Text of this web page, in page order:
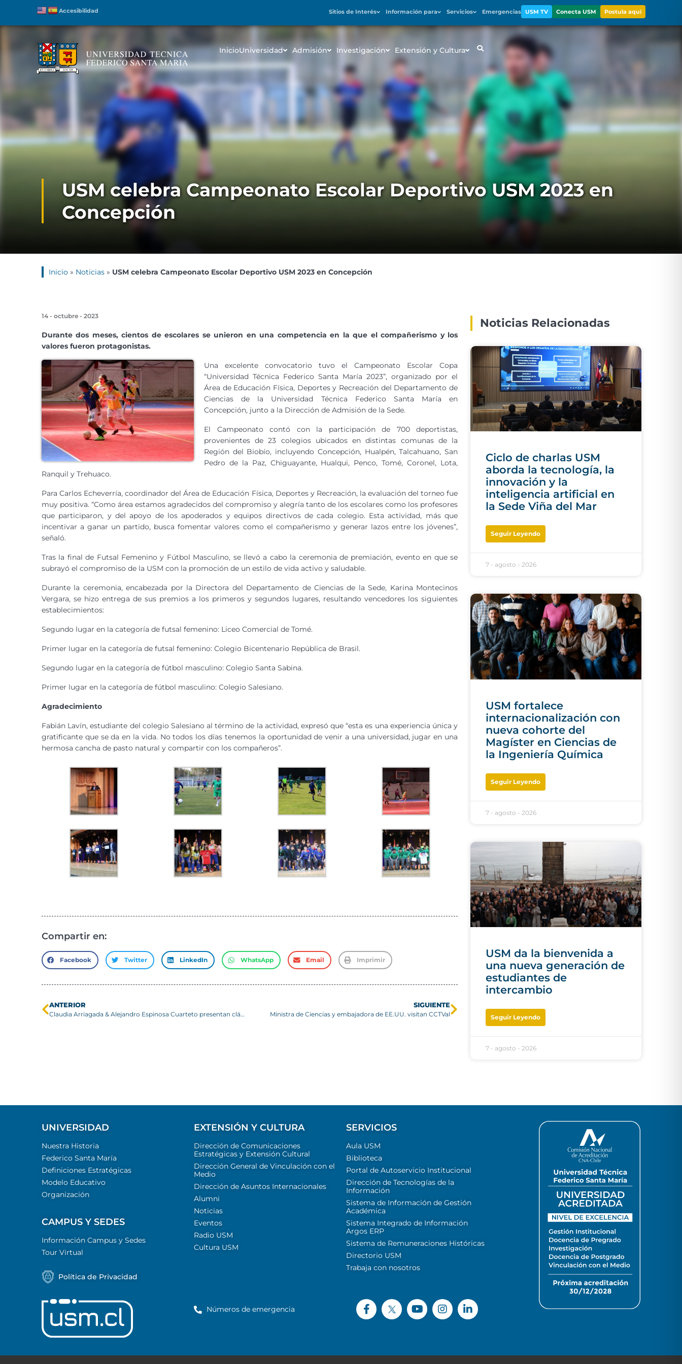
Accesibilidad Sitios de Interés Información para Servicios Emergencias USM TV Conecta USM Postula aquí
InicioUniversidad Admisión Investigación Extensión y Cultura
USM celebra Campeonato Escolar Deportivo USM 2023 en
Concepción
Inicio » Noticias » USM celebra Campeonato Escolar Deportivo USM 2023 en Concepción
14 - octubre - 2023
Durante dos meses, cientos de escolares se unieron en una competencia en la que el compañerismo y los
valores fueron protagonistas.
Una excelente convocatorio tuvo el Campeonato Escolar Copa
“Universidad Técnica Federico Santa María 2023”, organizado por el
Área de Educación Física, Deportes y Recreación del Departamento de
Ciencias de la Universidad Técnica Federico Santa María en
Concepción, junto a la Dirección de Admisión de la Sede.
El Campeonato contó con la participación de 700 deportistas,
provenientes de 23 colegios ubicados en distintas comunas de la
Región del Biobío, incluyendo Concepción, Hualpén, Talcahuano, San
Pedro de la Paz, Chiguayante, Hualqui, Penco, Tomé, Coronel, Lota,
Ranquil y Trehuaco.
Para Carlos Echeverría, coordinador del Área de Educación Física, Deportes y Recreación, la evaluación del torneo fue
muy positiva. “Como área estamos agradecidos del compromiso y alegría tanto de los escolares como los profesores
que participaron, y del apoyo de los apoderados y equipos directivos de cada colegio. Esta actividad, más que
incentivar a ganar un partido, busca fomentar valores como el compañerismo y generar lazos entre los jóvenes”,
señaló.
Tras la final de Futsal Femenino y Fútbol Masculino, se llevó a cabo la ceremonia de premiación, evento en que se
subrayó el compromiso de la USM con la promoción de un estilo de vida activo y saludable.
Durante la ceremonia, encabezada por la Directora del Departamento de Ciencias de la Sede, Karina Montecinos
Vergara, se hizo entrega de sus premios a los primeros y segundos lugares, resultando vencedores los siguientes
establecimientos:
Segundo lugar en la categoría de futsal femenino: Liceo Comercial de Tomé.
Primer lugar en la categoría de futsal femenino: Colegio Bicentenario República de Brasil.
Segundo lugar en la categoría de fútbol masculino: Colegio Santa Sabina.
Primer lugar en la categoría de fútbol masculino: Colegio Salesiano.
Agradecimiento
Fabián Lavín, estudiante del colegio Salesiano al término de la actividad, expresó que “esta es una experiencia única y
gratificante que se da en la vida. No todos los días tenemos la oportunidad de venir a una universidad, jugar en una
hermosa cancha de pasto natural y compartir con los compañeros”.
Compartir en:
Facebook Twitter LinkedIn WhatsApp Email Imprimir
ANTERIOR
Claudia Arriagada & Alejandro Espinosa Cuarteto presentan clásicos del jazz en el Campus San Joaquín
SIGUIENTE
Ministra de Ciencias y embajadora de EE.UU. visitan CCTVal
Noticias Relacionadas
Ciclo de charlas USM
aborda la tecnología, la
innovación y la
inteligencia artificial en
la Sede Viña del Mar
Seguir Leyendo
7 - agosto - 2026
USM fortalece
internacionalización con
nueva cohorte del
Magíster en Ciencias de
la Ingeniería Química
Seguir Leyendo
7 - agosto - 2026
USM da la bienvenida a
una nueva generación de
estudiantes de
intercambio
Seguir Leyendo
7 - agosto - 2026
UNIVERSIDAD
Nuestra Historia
Federico Santa María
Definiciones Estratégicas
Modelo Educativo
Organización
CAMPUS Y SEDES
Información Campus y Sedes
Tour Virtual
Política de Privacidad
EXTENSIÓN Y CULTURA
Dirección de Comunicaciones
Estratégicas y Extensión Cultural
Dirección General de Vinculación con el
Medio
Dirección de Asuntos Internacionales
Alumni
Noticias
Eventos
Radio USM
Cultura USM
SERVICIOS
Aula USM
Biblioteca
Portal de Autoservicio Institucional
Dirección de Tecnologías de la
Información
Sistema de Información de Gestión
Académica
Sistema Integrado de Información
Argos ERP
Sistema de Remuneraciones Históricas
Directorio USM
Trabaja con nosotros
Números de emergencia